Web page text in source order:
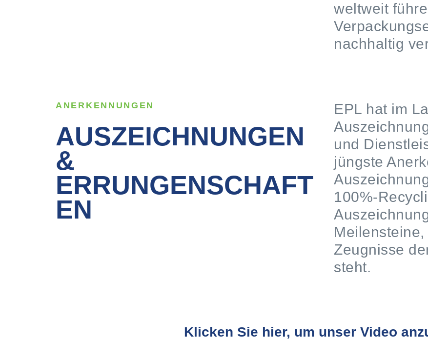
weltweit
nachhaltig
ANERKENNUNGEN
AUSZEICHNUNGEN
&
ERRUNGENSCHAFT
EN
EPL hat im
und
jüngste
100%-
Zeugnisse
steht.
Klicken Sie hier, um unser Video